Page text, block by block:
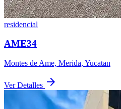
residencial
AME34
Montes de Ame, Merida, Yucatan
Ver Detalles arrow_forward